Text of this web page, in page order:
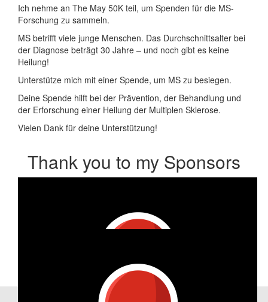
Ich nehme an The May 50K teil, um Spenden für die MS-
Forschung zu sammeln.
MS betrifft viele junge Menschen. Das Durchschnittsalter bei
der Diagnose beträgt 30 Jahre – und noch gibt es keine
Heilung!
Unterstütze mich mit einer Spende, um MS zu besiegen.
Deine Spende hilft bei der Prävention, der Behandlung und
der Erforschung einer Heilung der Multiplen Sklerose.
Vielen Dank für deine Unterstützung!
Thank you to my Sponsors